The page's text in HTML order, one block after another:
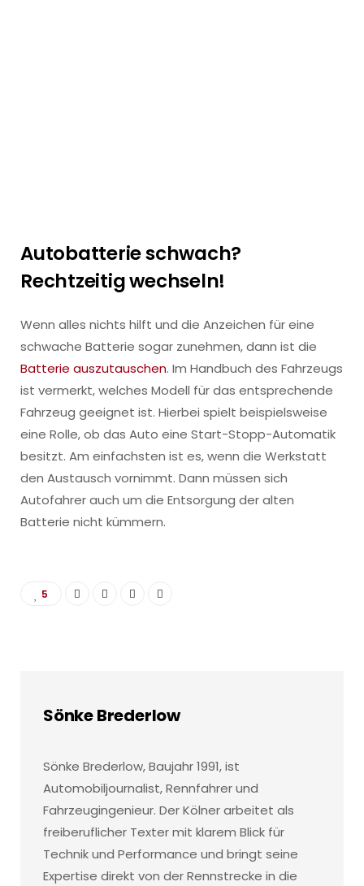
Autobatterie schwach?
Rechtzeitig wechseln!
Wenn alles nichts hilft und die Anzeichen für eine
schwache Batterie sogar zunehmen, dann ist die
Batterie auszutauschen. Im Handbuch des Fahrzeugs
ist vermerkt, welches Modell für das entsprechende
Fahrzeug geeignet ist. Hierbei spielt beispielsweise
eine Rolle, ob das Auto eine Start-Stopp-Automatik
besitzt. Am einfachsten ist es, wenn die Werkstatt
den Austausch vornimmt. Dann müssen sich
Autofahrer auch um die Entsorgung der alten
Batterie nicht kümmern.
5
Sönke Brederlow
Sönke Brederlow, Baujahr 1991, ist
Automobiljournalist, Rennfahrer und
Fahrzeugingenieur. Der Kölner arbeitet als
freiberuflicher Texter mit klarem Blick für
Technik und Performance und bringt seine
Expertise direkt von der Rennstrecke in die